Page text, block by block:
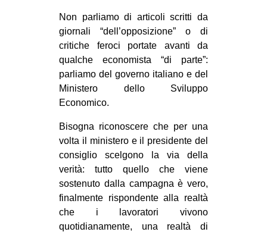
Non parliamo di articoli scritti da
giornali “dell’opposizione” o di
critiche feroci portate avanti da
qualche economista “di parte”:
parliamo del governo italiano e del
Ministero dello Sviluppo
Economico.
Bisogna riconoscere che per una
volta il ministero e il presidente del
consiglio scelgono la via della
verità: tutto quello che viene
sostenuto dalla campagna è vero,
finalmente rispondente alla realtà
che i lavoratori vivono
quotidianamente, una realtà di